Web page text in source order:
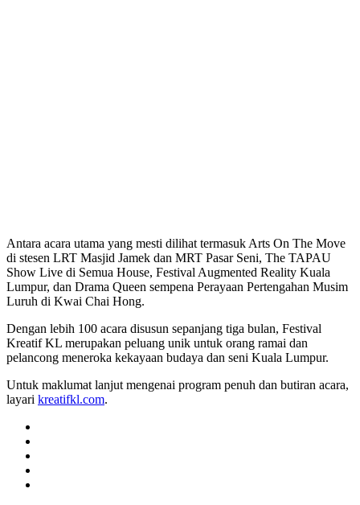
Antara acara utama yang mesti dilihat termasuk Arts On The Move
di stesen LRT Masjid Jamek dan MRT Pasar Seni, The TAPAU
Show Live di Semua House, Festival Augmented Reality Kuala
Lumpur, dan Drama Queen sempena Perayaan Pertengahan Musim
Luruh di Kwai Chai Hong.
Dengan lebih 100 acara disusun sepanjang tiga bulan, Festival
Kreatif KL merupakan peluang unik untuk orang ramai dan
pelancong meneroka kekayaan budaya dan seni Kuala Lumpur.
Untuk maklumat lanjut mengenai program penuh dan butiran acara,
layari kreatifkl.com.